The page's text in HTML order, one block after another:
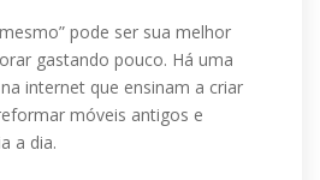
pode ser sua melhor
gastando pouco. Há uma
internet que ensinam a criar
móveis antigos e
a dia.